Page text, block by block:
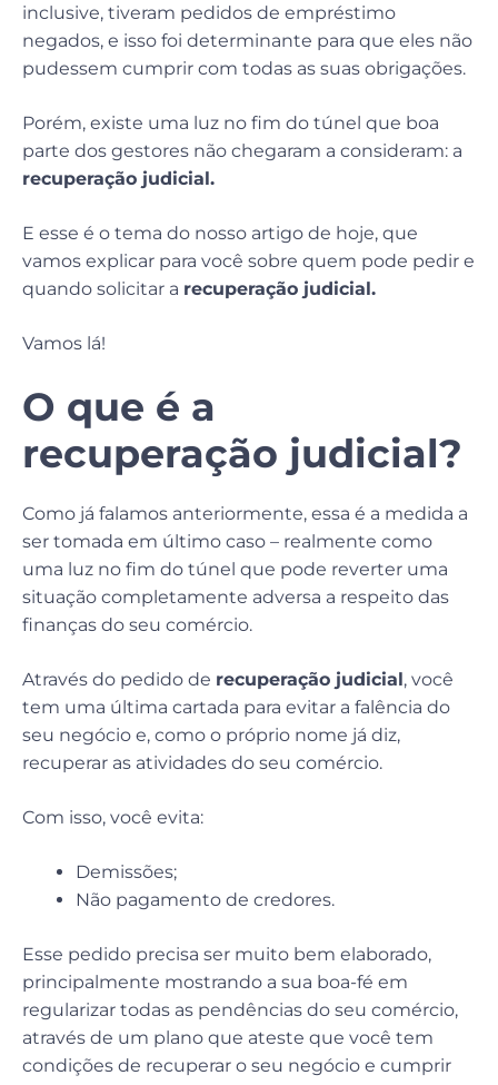
inclusive, tiveram pedidos de empréstimo
negados, e isso foi determinante para que eles não
pudessem cumprir com todas as suas obrigações.
Porém, existe uma luz no fim do túnel que boa
parte dos gestores não chegaram a consideram: a
recuperação judicial.
E esse é o tema do nosso artigo de hoje, que
vamos explicar para você sobre quem pode pedir e
quando solicitar a recuperação judicial.
Vamos lá!
O que é a
recuperação judicial?
Como já falamos anteriormente, essa é a medida a
ser tomada em último caso – realmente como
uma luz no fim do túnel que pode reverter uma
situação completamente adversa a respeito das
finanças do seu comércio.
Através do pedido de recuperação judicial, você
tem uma última cartada para evitar a falência do
seu negócio e, como o próprio nome já diz,
recuperar as atividades do seu comércio.
Com isso, você evita:
Demissões;
Não pagamento de credores.
Esse pedido precisa ser muito bem elaborado,
principalmente mostrando a sua boa-fé em
regularizar todas as pendências do seu comércio,
através de um plano que ateste que você tem
condições de recuperar o seu negócio e cumprir